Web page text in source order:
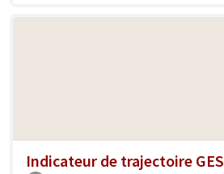
Indicateur de trajectoire GES